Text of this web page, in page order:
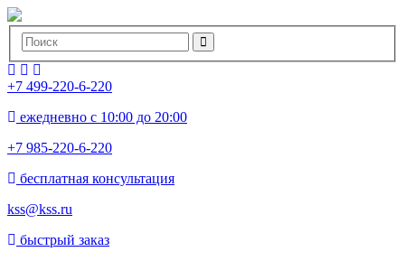
+7 499-220-6-220
ежедневно с 10:00 до 20:00
+7 985-220-6-220
бесплатная консультация
kss@kss.ru
быстрый заказ